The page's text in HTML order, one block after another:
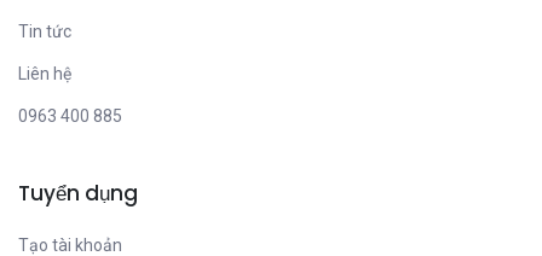
Tin tức
Liên hệ
0963 400 885
Tuyển dụng
Tạo tài khoản